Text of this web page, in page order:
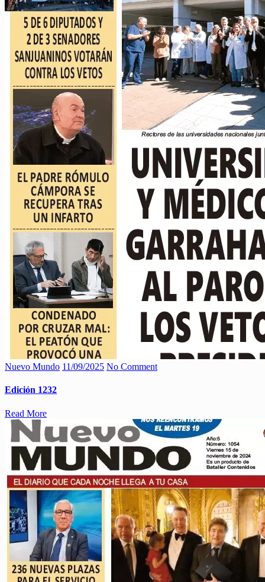
Nuevo Mundo 11/09/2025 No Comment
Edición 1232
Read More